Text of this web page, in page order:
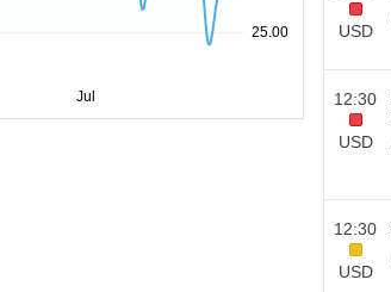
USD
12:30
USD
12:30
USD